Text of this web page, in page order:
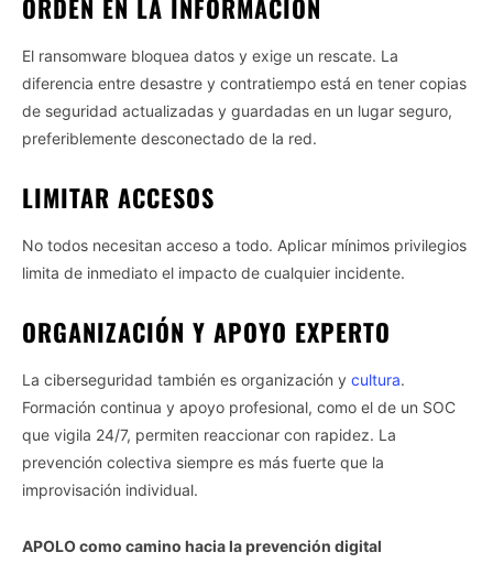
ORDEN EN LA INFORMACIÓN
El ransomware bloquea datos y exige un rescate. La
diferencia entre desastre y contratiempo está en tener copias
de seguridad actualizadas y guardadas en un lugar seguro,
preferiblemente desconectado de la red.
LIMITAR ACCESOS
No todos necesitan acceso a todo. Aplicar mínimos privilegios
limita de inmediato el impacto de cualquier incidente.
ORGANIZACIÓN Y APOYO EXPERTO
La ciberseguridad también es organización y cultura.
Formación continua y apoyo profesional, como el de un SOC
que vigila 24/7, permiten reaccionar con rapidez. La
prevención colectiva siempre es más fuerte que la
improvisación individual.
APOLO como camino hacia la prevención digital